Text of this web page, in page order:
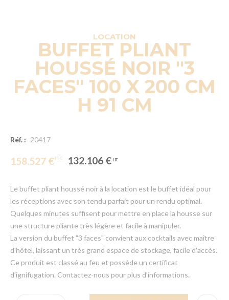
LOCATION
BUFFET PLIANT
HOUSSÉ NOIR "3
FACES" 100 X 200 CM
H 91 CM
Réf. : 20417
158.527 € 132.106 €
Le buffet pliant houssé noir à la location est le buffet idéal pour
les réceptions avec son tendu parfait pour un rendu optimal.
Quelques minutes suffisent pour mettre en place la housse sur
une structure pliante très légère et facile à manipuler.
La version du buffet "3 faces" convient aux cocktails avec maître
d'hôtel, laissant un très grand espace de stockage, facile d'accès.
Ce produit est classé au feu et possède un certificat
d’ignifugation. Contactez-nous pour plus d’informations.